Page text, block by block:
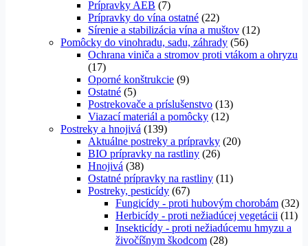
Prípravky AEB (7)
Prípravky do vína ostatné (22)
Sírenie a stabilizácia vína a muštov (12)
Pomôcky do vinohradu, sadu, záhrady (56)
Ochrana viniča a stromov proti vtákom a ohryzu
(17)
Oporné konštrukcie (9)
Ostatné (5)
Postrekovače a príslušenstvo (13)
Viazací materiál a pomôcky (12)
Postreky a hnojivá (139)
Aktuálne postreky a prípravky (20)
BIO prípravky na rastliny (26)
Hnojivá (38)
Ostatné prípravky na rastliny (11)
Postreky, pesticídy (67)
Fungicídy - proti hubovým chorobám (32)
Herbicídy - proti nežiadúcej vegetácii (11)
Insekticídy - proti nežiadúcemu hmyzu a
živočíšnym škodcom (28)